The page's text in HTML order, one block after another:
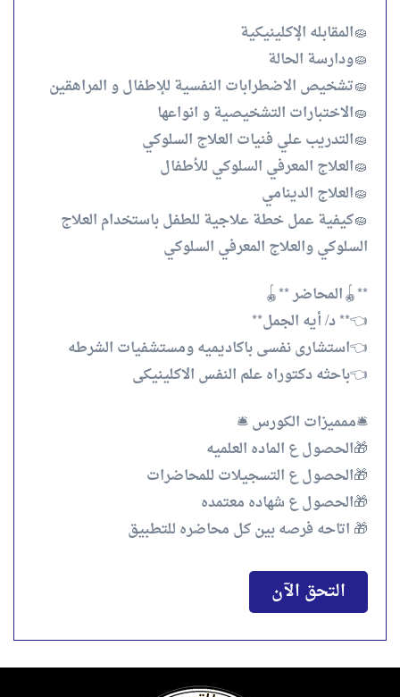
🧽المقابله الإكلينيكية
🧽ودارسة الحالة
🧽تشخيص الاضطرابات النفسية للإطفال و المراهقين
🧽الاختبارات التشخيصية و انواعها
🧽التدريب علي فنيات العلاج السلوكي
🧽العلاج المعرفي السلوكي للأطفال
🧽العلاج الدينامي
🧽كيفية عمل خطة علاجية للطفل باستخدام العلاج
السلوكي والعلاج المعرفي السلوكي
**🪀المحاضر **🪀
👈** د/ أيه الجمل**
👈استشارى نفسى باكاديميه ومستشفيات الشرطه
👈باحثه دكتوراه علم النفس الاكلينيكى
🛎️ممميزات الكورس 🛎️
🎁الحصول ع الماده العلميه
🎁الحصول ع التسجيلات للمحاضرات
🎁الحصول ع شهاده معتمده
🎁 اتاحه فرصه بين كل محاضره للتطبيق
التحق الآن